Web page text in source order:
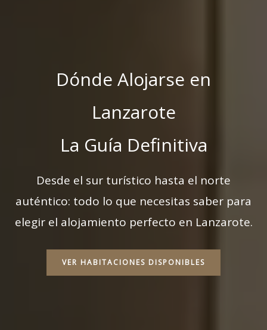
Dónde Alojarse en
Lanzarote
La Guía Definitiva
Desde el sur turístico hasta el norte
auténtico: todo lo que necesitas saber para
elegir el alojamiento perfecto en Lanzarote.
VER HABITACIONES DISPONIBLES